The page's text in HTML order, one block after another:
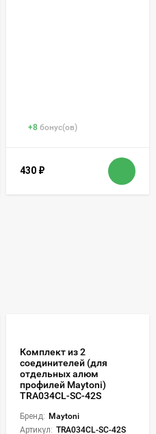
+8 бонус(ов)
430 ₽
Комплект из 2
соединителей (для
отдельных алюм
профилей Maytoni)
TRA034CL-SC-42S
Бренд: Maytoni
Артикул: TRA034CL-SC-42S